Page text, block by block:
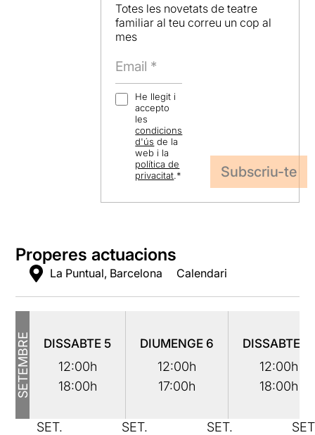
Totes les novetats de teatre
familiar al teu correu un cop al
mes
He llegit i
accepto
les
condicions
d'ús de la
web i la
política de
privacitat.*
Properes actuacions
La Puntual, Barcelona Calendari
SETEMBRE DISSABTE 5
12:00h
18:00h
DIUMENGE 6
12:00h
17:00h
DISSABTE
12:00h
18:00h
SET.
SET.
SET.